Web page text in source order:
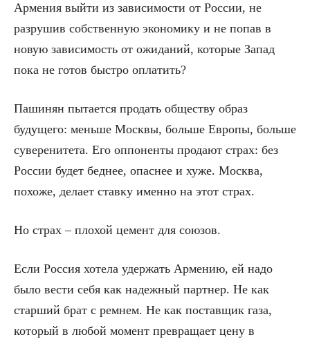
Армения выйти из зависимости от России, не
разрушив собственную экономику и не попав в
новую зависимость от ожиданий, которые Запад
пока не готов быстро оплатить?
Пашинян пытается продать обществу образ
будущего: меньше Москвы, больше Европы, больше
суверенитета. Его оппоненты продают страх: без
России будет беднее, опаснее и хуже. Москва,
похоже, делает ставку именно на этот страх.
Но страх – плохой цемент для союзов.
Если Россия хотела удержать Армению, ей надо
было вести себя как надежный партнер. Не как
старший брат с ремнем. Не как поставщик газа,
который в любой момент превращает цену в